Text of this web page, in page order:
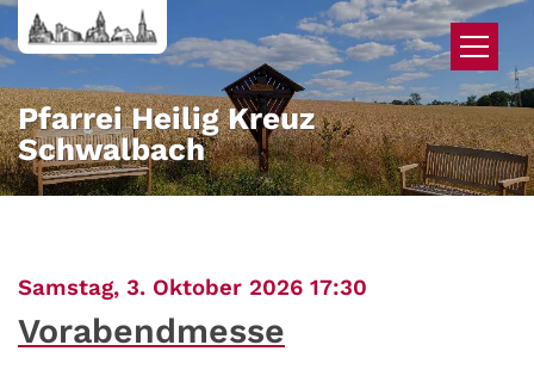
Zum Inhalt springen
Pfarrei Heilig Kreuz
Schwalbach
Samstag, 3. Oktober 2026 17:30
Vorabendmesse